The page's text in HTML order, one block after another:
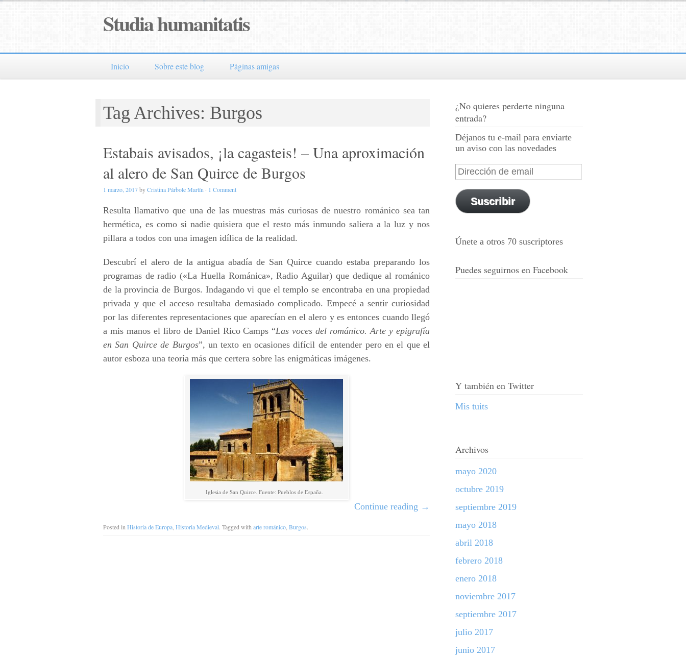
Studia humanitatis
Inicio Sobre este blog Páginas amigas
Tag Archives: Burgos
Estabais avisados, ¡la cagasteis! – Una aproximación
al alero de San Quirce de Burgos
1 marzo, 2017byCristina Párbole Martín · 1 Comment
Resulta llamativo que una de las muestras más curiosas de nuestro románico sea tan
hermética, es como si nadie quisiera que el resto más inmundo saliera a la luz y nos
pillara a todos con una imagen idílica de la realidad.
Descubrí el alero de la antigua abadía de San Quirce cuando estaba preparando los
programas de radio («La Huella Románica», Radio Aguilar) que dedique al románico
de la provincia de Burgos. Indagando vi que el templo se encontraba en una propiedad
privada y que el acceso resultaba demasiado complicado. Empecé a sentir curiosidad
por las diferentes representaciones que aparecían en el alero y es entonces cuando llegó
a mis manos el libro de Daniel Rico Camps “Las voces del románico. Arte y epigrafía
en San Quirce de Burgos”, un texto en ocasiones difícil de entender pero en el que el
autor esboza una teoría más que certera sobre las enigmáticas imágenes.
Iglesia de San Quirce. Fuente: Pueblos de España.
Continue reading →
Posted in Historia de Europa Historia Medieval. Tagged with arte románico Burgos.
¿No quieres perderte ninguna
entrada?
Déjanos tu e-mail para enviarte
un aviso con las novedades
Suscribir
Únete a otros 70 suscriptores
Puedes seguirnos en Facebook
Y también en Twitter
Mis tuits
Archivos
mayo 2020
octubre 2019
septiembre 2019
mayo 2018
abril 2018
febrero 2018
enero 2018
noviembre 2017
septiembre 2017
julio 2017
junio 2017